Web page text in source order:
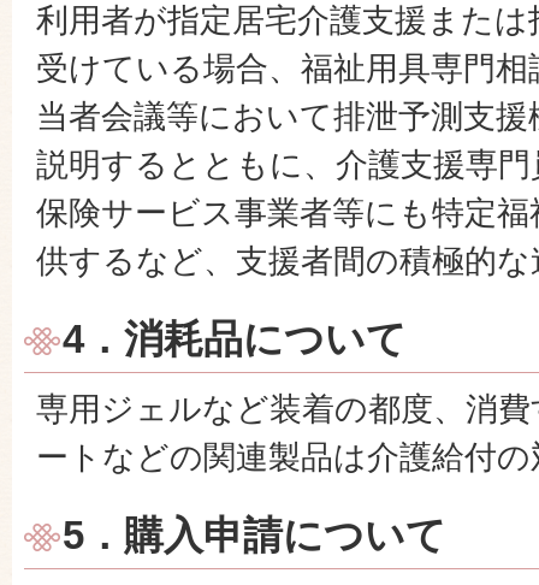
利用者が指定居宅介護支援また
受けている場合、福祉用具専門
当者会議等において排泄予測支
説明するとともに、介護支援専
保険サービス事業者等にも特定
供するなど、支援者間の積極的
4．消耗品について
専用ジェルなど装着の都度、消
ートなどの関連製品は介護給付
5．購入申請について